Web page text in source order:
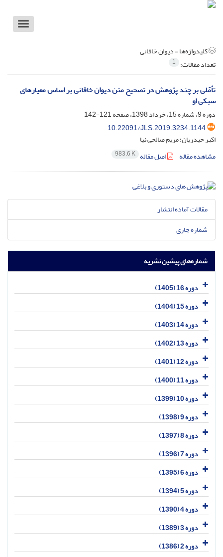
Toggle
کلیدواژه‌ها =دیوان خاقانی
تعداد مقالات: 1
تأمّلی بر چند پژوهش در تصحیح متن دیوان خاقانی بر اساس معیارهای
سبکی او
دوره 9، شماره 15، خرداد 1398، صفحه
121-142
10.22091/JLS.2019.3234.1144
اکبر حیدریان؛ مریم صالحی نیا
مشاهده مقاله
اصل مقاله 983.6 K
مقالات آماده انتشار
شماره جاری
شماره‌های پیشین نشریه
دوره 16 (1405)
دوره 15 (1404)
دوره 14 (1403)
دوره 13 (1402)
دوره 12 (1401)
دوره 11 (1400)
دوره 10 (1399)
دوره 9 (1398)
دوره 8 (1397)
دوره 7 (1396)
دوره 6 (1395)
دوره 5 (1394)
دوره 4 (1390)
دوره 3 (1389)
دوره 2 (1386)